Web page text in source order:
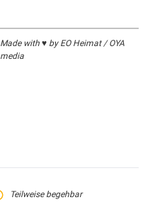
Made with ♥ by EO Heimat / OYA
media
Teilweise begehbar